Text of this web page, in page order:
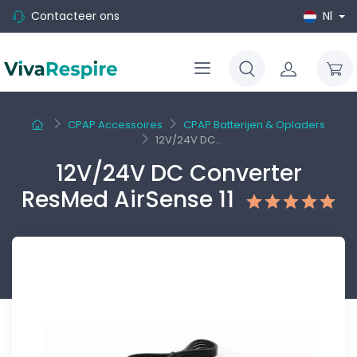
Contacteer ons Nl
CPAP Accessoires
CPAP Batterijen & Opladers
12V/24V DC...
12V/24V DC Converter
ResMed AirSense 11